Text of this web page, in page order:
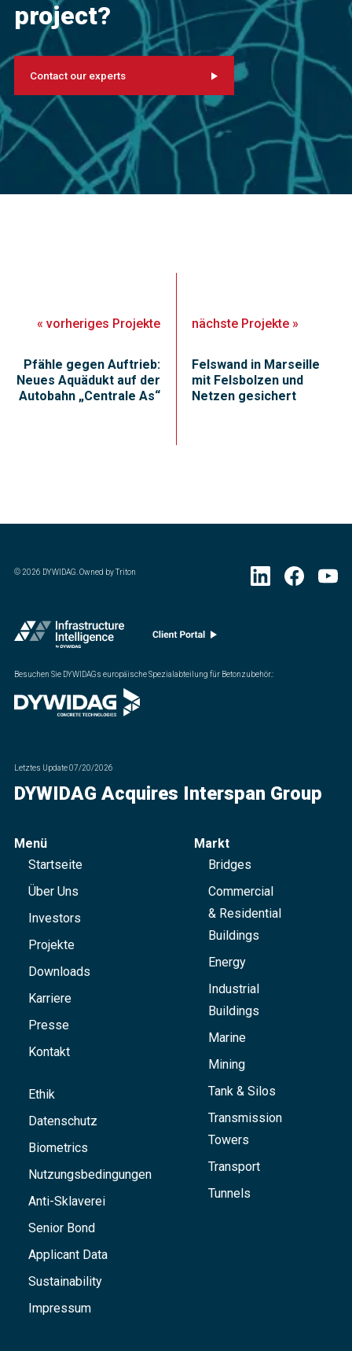
project?
Contact our experts
«vorheriges Projekte
Pfähle gegen Auftrieb:
Neues Aquädukt auf der
Autobahn „Centrale As“
nächste Projekte»
Felswand in Marseille
mit Felsbolzen und
Netzen gesichert
©2026 DYWIDAG. Owned by Triton
Besuchen Sie DYWIDAGs europäische Spezialabteilung für Betonzubehör.:
Letztes Update07/20/2026
DYWIDAG Acquires Interspan Group
Menü
Startseite
Über Uns
Investors
Projekte
Downloads
Karriere
Presse
Kontakt
Ethik
Datenschutz
Biometrics
Nutzungsbedingungen
Anti-Sklaverei
Senior Bond
Applicant Data
Sustainability
Impressum
Markt
Bridges
Commercial
& Residential
Buildings
Energy
Industrial
Buildings
Marine
Mining
Tank & Silos
Transmission
Towers
Transport
Tunnels